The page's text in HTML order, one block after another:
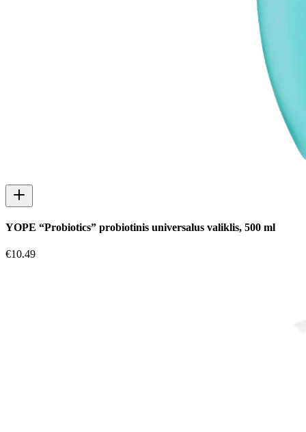
YOPE “Probiotics” probiotinis universalus valiklis, 500 ml
€10.49